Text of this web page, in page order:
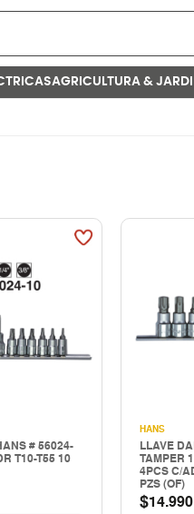
AGRICULTURA &
# 56024-
T10-T55 10
HANS
LLAVE
TAMPER
4PCS C/
PZS (OF)
$14.990